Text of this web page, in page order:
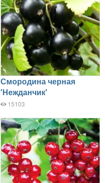
Смородина черная
'Нежданчик'
15103